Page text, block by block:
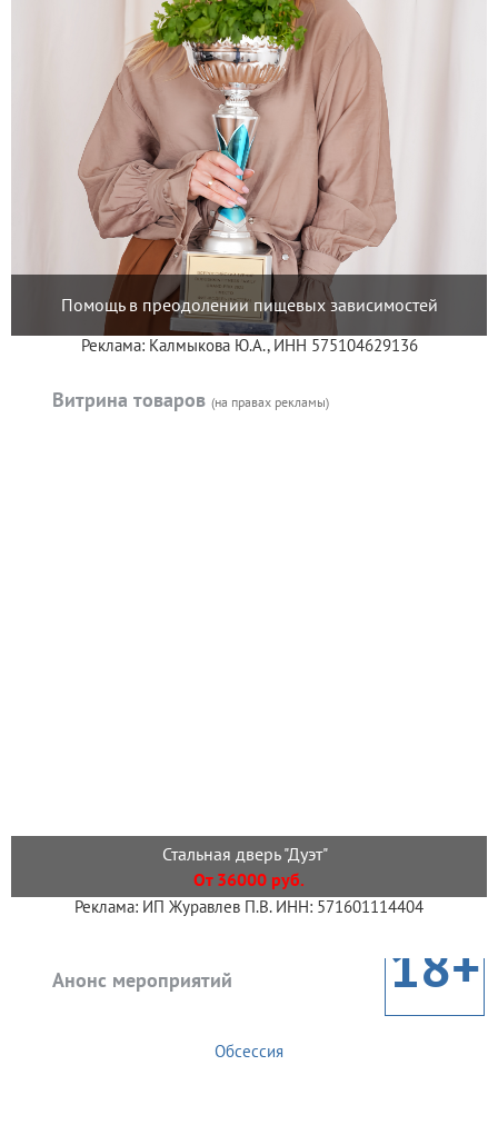
Помощь в преодолении пищевых зависимостей
Реклама: Калмыкова Ю.А., ИНН 575104629136
Витрина товаров (на правах рекламы)
Стальная дверь "Дуэт"
От 36000 руб.
Реклама: ИП Журавлев П.В. ИНН: 571601114404
Анонс мероприятий 18+
Обсессия